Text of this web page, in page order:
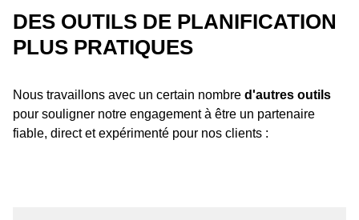
DES OUTILS DE PLANIFICATION
PLUS PRATIQUES
Nous travaillons avec un certain nombre d'autres outils
pour souligner notre engagement à être un partenaire
fiable, direct et expérimenté pour nos clients :